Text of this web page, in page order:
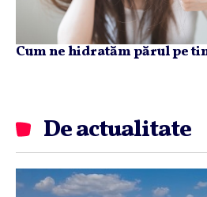
Cum ne hidratăm părul pe
De actualitate